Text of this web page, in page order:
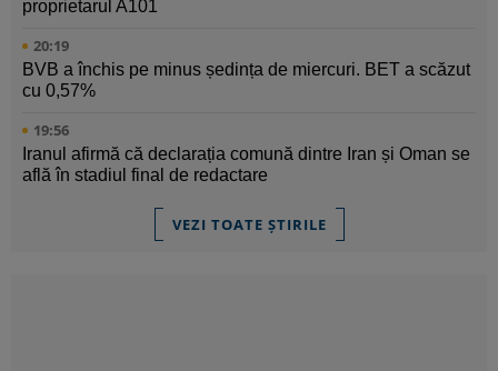
proprietarul A101
20:19
BVB a închis pe minus ședința de miercuri. BET a scăzut
cu 0,57%
19:56
Iranul afirmă că declarația comună dintre Iran și Oman se
află în stadiul final de redactare
VEZI TOATE ȘTIRILE